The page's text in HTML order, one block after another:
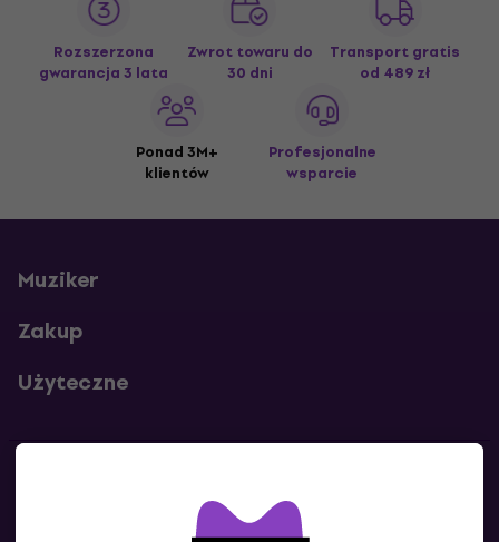
Rozszerzona
gwarancja 3 lata
Zwrot towaru do
30 dni
Transport gratis
od 489 zł
Ponad 3M+
klientów
Profesjonalne
wsparcie
Muziker
Zakup
Użyteczne